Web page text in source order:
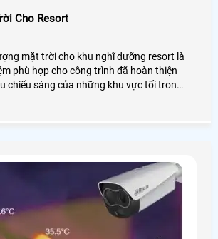
Cho Resort
mặt trời cho khu nghĩ dưỡng resort là
phù hợp cho công trình đã hoàn thiện
chiếu sáng của những khu vực tối trong